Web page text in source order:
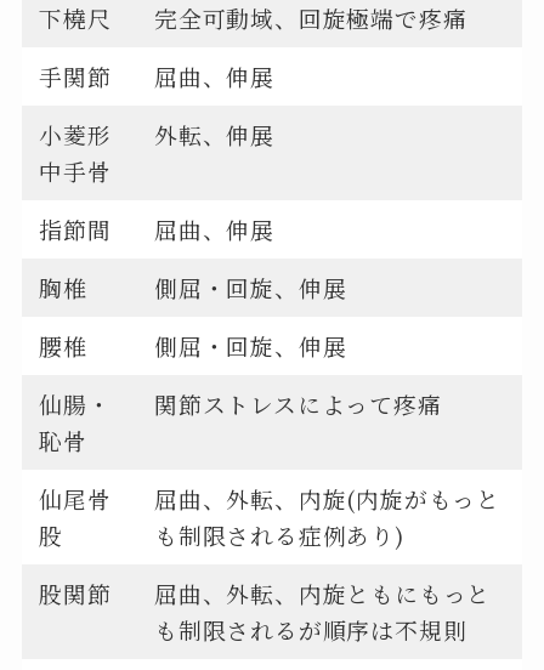
下橈尺
完全可動域、回旋極端で疼痛
手関節
屈曲、伸展
小菱形
中手骨
外転、伸展
指節間
屈曲、伸展
胸椎
側屈・回旋、伸展
腰椎
側屈・回旋、伸展
仙腸・
恥骨
関節ストレスによって疼痛
仙尾骨
股
屈曲、外転、内旋(内旋がもっと
も制限される症例あり)
股関節
屈曲、外転、内旋ともにもっと
も制限されるが順序は不規則